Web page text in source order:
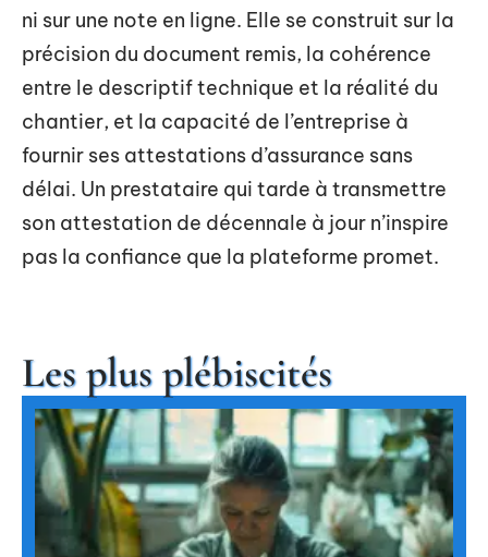
ni sur une note en ligne. Elle se construit sur la
précision du document remis, la cohérence
entre le descriptif technique et la réalité du
chantier, et la capacité de l’entreprise à
fournir ses attestations d’assurance sans
délai. Un prestataire qui tarde à transmettre
son attestation de décennale à jour n’inspire
pas la confiance que la plateforme promet.
Les plus plébiscités